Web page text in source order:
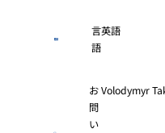
言
語
英語
お
問
い
Volodymyr